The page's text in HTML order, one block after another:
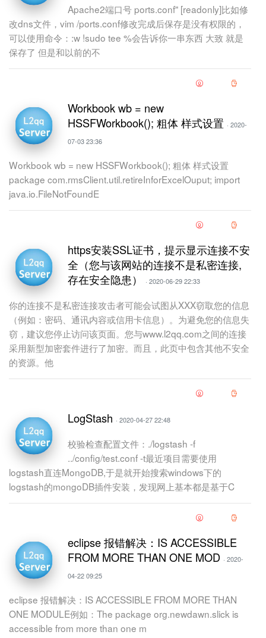
Apache2端口号 ports.conf" [readonly]比如修
改dns文件，vim /ports.conf修改完成后保存是没有权限的，
可以使用命令：:w !sudo tee %会告诉你一串东西 大致 就是
保存了 但是和以前的不
Workbook wb = new
HSSFWorkbook(); 粗体 样式设置 · 2020-
07-03 23:36
Workbook wb = new HSSFWorkbook(); 粗体 样式设置
package com.rmsClient.util.retireInforExcelOuput; import
java.io.FileNotFoundE
https安装SSL证书，提示显示连接不安
全（您与该网站的连接不是私密连接,
存在安全隐患）
· 2020-06-29 22:33
你的连接不是私密连接攻击者可能会试图从XXX窃取您的信息
（例如：密码、通讯内容或信用卡信息）。为避免您的信息失
窃，建议您停止访问该页面。您与www.l2qq.com之间的连接
采用新型加密套件进行了加密。而且，此页中包含其他不安全
的资源。他
LogStash · 2020-04-27 22:48
校验检查配置文件：./logstash -f
../config/test.conf -t最近项目需要使用
logstash直连MongoDB,于是就开始搜索windows下的
logstash的mongoDB插件安装，发现网上基本都是基于C
eclipse 报错解决：IS ACCESSIBLE
FROM MORE THAN ONE MOD · 2020-
04-22 09:25
eclipse 报错解决：IS ACCESSIBLE FROM MORE THAN
ONE MODULE例如：The package org.newdawn.slick is
accessible from more than one m